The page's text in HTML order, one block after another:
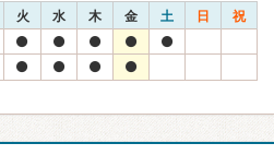
火 水 木 金 土 日 祝